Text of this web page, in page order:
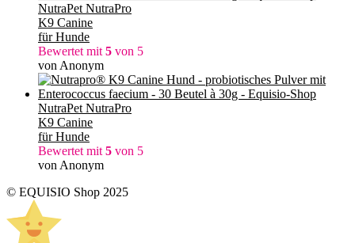
NutraPet NutraPro
K9 Canine
für Hunde
Bewertet mit 5 von 5
von Anonym
NutraPet NutraPro
K9 Canine
für Hunde
Bewertet mit 5 von 5
von Anonym
© EQUISIO Shop 2025